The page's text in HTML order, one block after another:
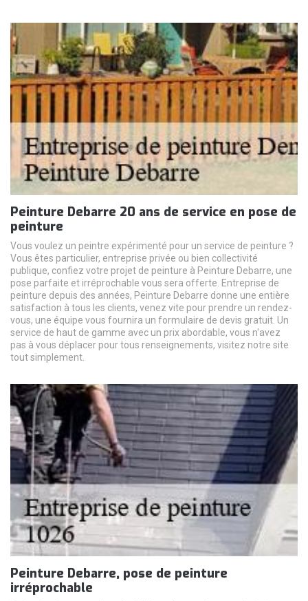
Peinture Debarre 20 ans de service en pose de
peinture
Vous voulez un peintre expérimenté pour un service de peinture ?
Vous êtes particulier, entreprise privée ou bien collectivité
publique, confiez votre projet de peinture à Peinture Debarre, une
pose parfaite et irréprochable vous sera offerte. Entreprise de
peinture depuis des années, Peinture Debarre donne une entière
satisfaction à tous les clients, venez vite pour prendre un rendez-
vous, une équipe vous fournira un formulaire de devis gratuit. Un
service de haut de gamme avec un prix abordable, vous n'avez
pas à vous déplacer pour tous renseignements, visitez notre site
tout simplement.
Peinture Debarre, pose de peinture
irréprochable